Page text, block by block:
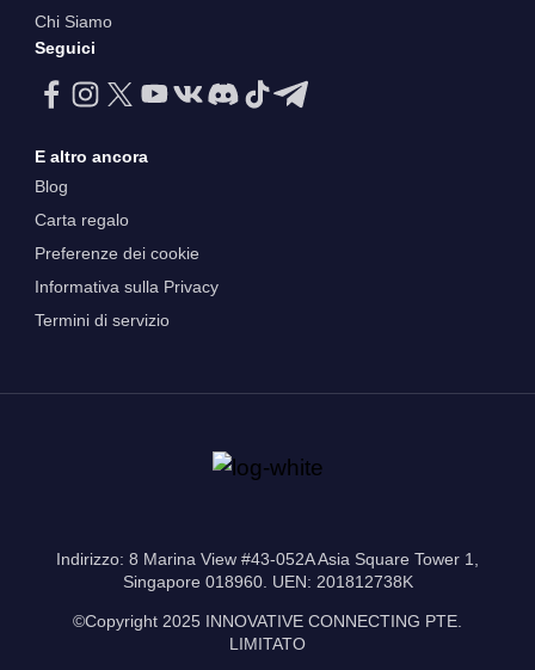
Chi Siamo
Seguici
E altro ancora
Blog
Carta regalo
Preferenze dei cookie
Informativa sulla Privacy
Termini di servizio
Indirizzo: 8 Marina View #43-052A Asia Square Tower 1,
Singapore 018960. UEN: 201812738K
©Copyright 2025 INNOVATIVE CONNECTING PTE.
LIMITATO